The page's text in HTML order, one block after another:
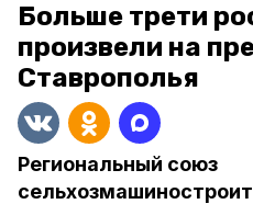
Больше трети
произвели на
Ставрополья
Региональный союз